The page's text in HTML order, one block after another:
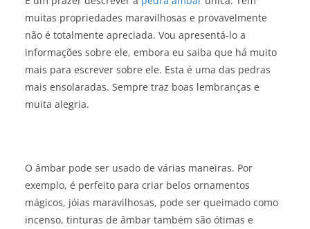
muitas propriedades maravilhosas e provavelmente
não é totalmente apreciada. Vou apresentá-lo a
informações sobre ele, embora eu saiba que há muito
mais para escrever sobre ele. Esta é uma das pedras
mais ensolaradas. Sempre traz boas lembranças e
muita alegria.
O âmbar pode ser usado de várias maneiras. Por
exemplo, é perfeito para criar belos ornamentos
mágicos, jóias maravilhosas, pode ser queimado como
incenso, tinturas de âmbar também são ótimas e